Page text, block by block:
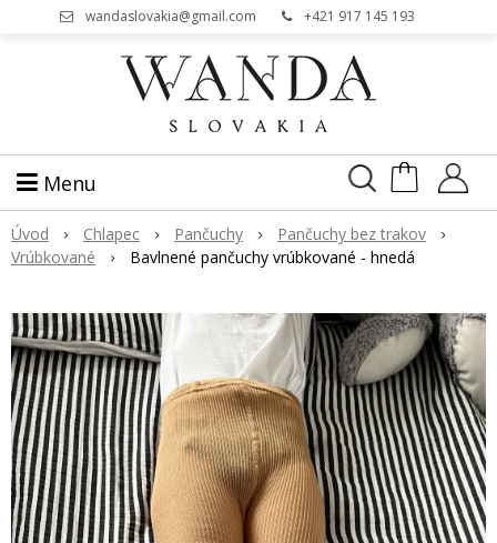
wandaslovakia@gmail.com +421 917 145 193
Menu
Úvod Chlapec Pančuchy
Pančuchy bez trakov
Vrúbkované
Bavlnené pančuchy vrúbkované - hned